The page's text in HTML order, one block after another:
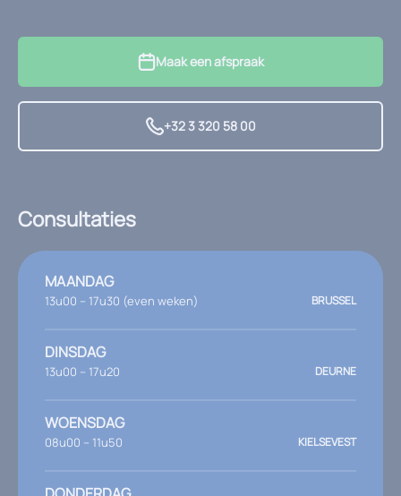
Maak een afspraak
+32 3 320 58 00
Consultaties
MAANDAG
13u00 – 17u30 (even weken) BRUSSEL
DINSDAG
13u00 – 17u20 DEURNE
WOENSDAG
08u00 – 11u50 KIELSEVEST